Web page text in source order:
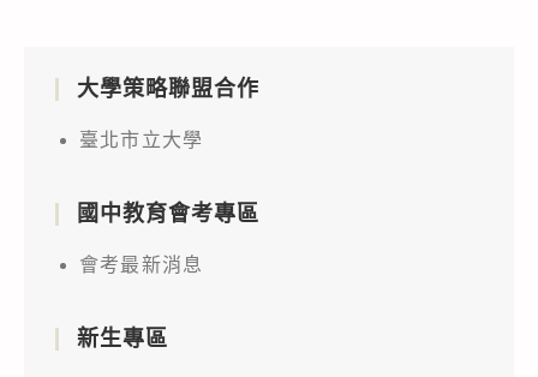
大學策略聯盟合作
臺北市立大學
國中教育會考專區
會考最新消息
新生專區